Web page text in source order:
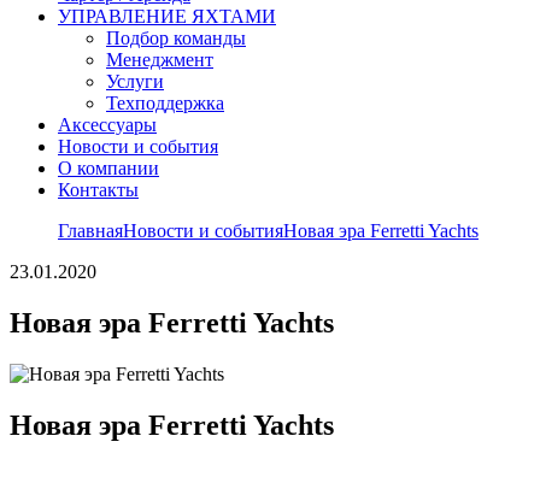
УПРАВЛЕНИЕ ЯХТАМИ
Подбор команды
Менеджмент
Услуги
Техподдержка
Аксессуары
Новости и события
О компании
Контакты
ГлавнаяНовости и событияНовая эра Ferretti Yachts
23.01.2020
Новая эра Ferretti Yachts
Новая эра Ferretti Yachts